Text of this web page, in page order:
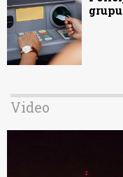
grupu
Video